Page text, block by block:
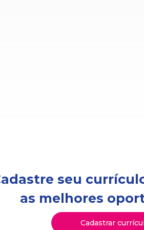
seu
as melhores
Cadastrar